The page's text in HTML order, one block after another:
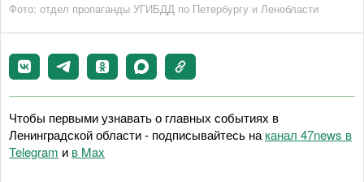
Фото: отдел пропаганды УГИБДД по Петербургу и Ленобласти
Чтобы первыми узнавать о главных событиях в
Ленинградской области - подписывайтесь наканал 47news в
Telegram и в Maх